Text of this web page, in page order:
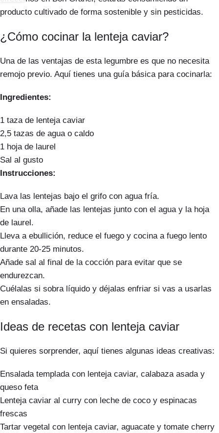
producto cultivado de forma sostenible y sin pesticidas.
¿Cómo cocinar la lenteja caviar?
Una de las ventajas de esta legumbre es que no necesita
remojo previo. Aquí tienes una guía básica para cocinarla:
Ingredientes:
1 taza de lenteja caviar
2,5 tazas de agua o caldo
1 hoja de laurel
Sal al gusto
Instrucciones:
Lava las lentejas bajo el grifo con agua fría.
En una olla, añade las lentejas junto con el agua y la hoja
de laurel.
Lleva a ebullición, reduce el fuego y cocina a fuego lento
durante 20-25 minutos.
Añade sal al final de la cocción para evitar que se
endurezcan.
Cuélalas si sobra líquido y déjalas enfriar si vas a usarlas
en ensaladas.
Ideas de recetas con lenteja caviar
Si quieres sorprender, aquí tienes algunas ideas creativas:
Ensalada templada con lenteja caviar, calabaza asada y
queso feta
Lenteja caviar al curry con leche de coco y espinacas
frescas
Tartar vegetal con lenteja caviar, aguacate y tomate cherry